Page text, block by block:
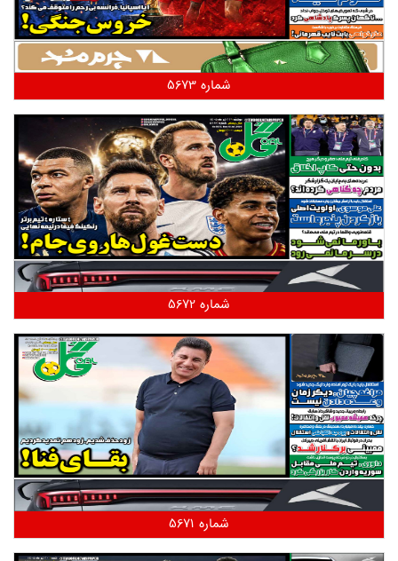
شماره 5673
شماره 5672
شماره 5671